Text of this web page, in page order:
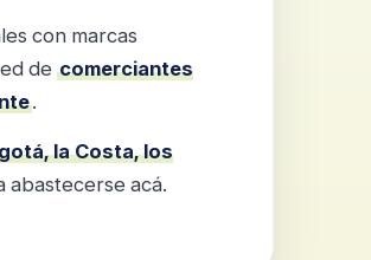
con marcas
decomerciantes
.
la Costa, los
abastecerse acá.